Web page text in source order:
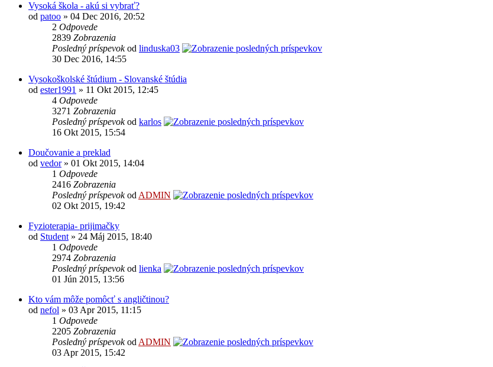
Vysoká škola - akú si vybrať?
od patoo » 04 Dec 2016, 20:52
2 Odpovede
2839 Zobrazenia
Posledný príspevokod linduska03
30 Dec 2016, 14:55
Vysokoškolské štúdium - Slovanské štúdia
od ester1991 » 11 Okt 2015, 12:45
4 Odpovede
3271 Zobrazenia
Posledný príspevokod karlos
16 Okt 2015, 15:54
Doučovanie a preklad
od vedor» 01 Okt 2015, 14:04
1 Odpovede
2416 Zobrazenia
Posledný príspevokodADMIN
02 Okt 2015, 19:42
Fyzioterapia- prijimačky
od Student» 24 Máj 2015, 18:40
1 Odpovede
2974 Zobrazenia
Posledný príspevokod lienka
01 Jún 2015, 13:56
Kto vám môže pomôcť s angličtinou?
od nefol » 03 Apr 2015, 11:15
1 Odpovede
2205 Zobrazenia
Posledný príspevokodADMIN
03 Apr 2015, 15:42